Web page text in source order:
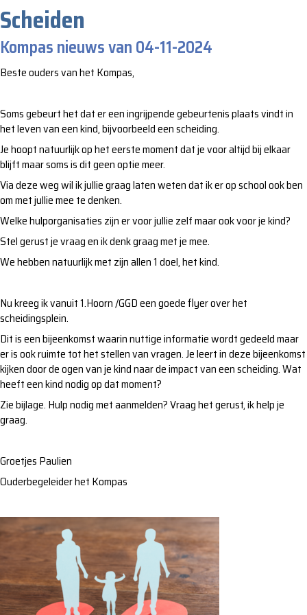
Scheiden
Kompas nieuws van 04-11-2024
Beste ouders van het Kompas,
Soms gebeurt het dat er een ingrijpende gebeurtenis plaats vindt in
het leven van een kind, bijvoorbeeld een scheiding.
Je hoopt natuurlijk op het eerste moment dat je voor altijd bij elkaar
blijft maar soms is dit geen optie meer.
Via deze weg wil ik jullie graag laten weten dat ik er op school ook ben
om met jullie mee te denken.
Welke hulporganisaties zijn er voor jullie zelf maar ook voor je kind?
Stel gerust je vraag en ik denk graag met je mee.
We hebben natuurlijk met zijn allen 1 doel, het kind.
Nu kreeg ik vanuit 1.Hoorn /GGD een goede flyer over het
scheidingsplein.
Dit is een bijeenkomst waarin nuttige informatie wordt gedeeld maar
er is ook ruimte tot het stellen van vragen. Je leert in deze bijeenkomst
kijken door de ogen van je kind naar de impact van een scheiding. Wat
heeft een kind nodig op dat moment?
Zie bijlage. Hulp nodig met aanmelden? Vraag het gerust, ik help je
graag.
Groetjes Paulien
Ouderbegeleider het Kompas